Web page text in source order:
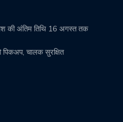
की अंतिम तिथि 16 अगस्त तक
पिकअप, चालक सुरक्षित